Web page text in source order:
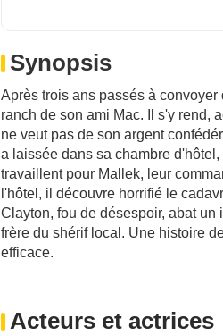
Synopsis
Après trois ans passés à
ranch de son ami Mac. Il s'y rend,
ne veut pas de son argent
a laissée dans sa chambre
travaillent pour Mallek, leur
l'hôtel, il découvre horrifié le
Clayton, fou de désespoir, abat un
frère du shérif local. Une histoire
efficace.
Acteurs et actrices